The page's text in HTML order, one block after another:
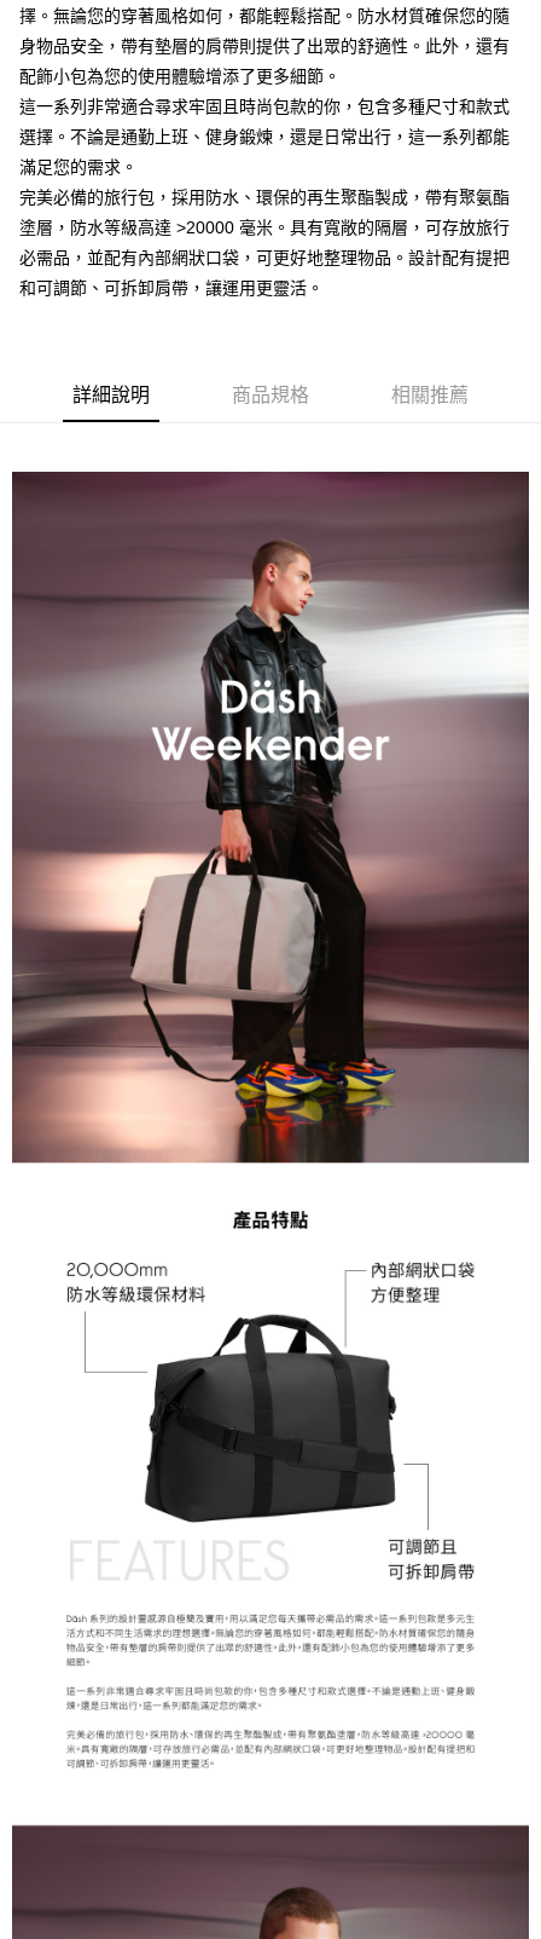
台新國際商業銀行
中國信託商業銀行
台灣樂天信用卡公司
元大商業銀行
永豐商業銀行
玉山商業銀行
星展（台灣）商業銀行
台灣樂天信用卡公司
黑貓宅急便
每筆NT$120，滿NT$1,000(含以上)免運費
黑貓宅配(離島)
每筆NT$250，滿NT$2,000(含以上)免運費
每筆NT$120，滿NT$1,000(含以上)免運費
擇。無論您的穿著風格如何，都能輕鬆搭配。防水材質確保您的隨
身物品安全，帶有墊層的肩帶則提供了出眾的舒適性。此外，還有
配飾小包為您的使用體驗增添了更多細節。
這一系列非常適合尋求牢固且時尚包款的你，包含多種尺寸和款式
選擇。不論是通勤上班、健身鍛煉，還是日常出行，這一系列都能
滿足您的需求。
完美必備的旅行包，採用防水、環保的再生聚酯製成，帶有聚氨酯
塗層，防水等級高達 >20000 毫米。具有寬敞的隔層，可存放旅行
必需品，並配有內部網狀口袋，可更好地整理物品。設計配有提把
和可調節、可拆卸肩帶，讓運用更靈活。
詳細說明 商品規格 相關推薦